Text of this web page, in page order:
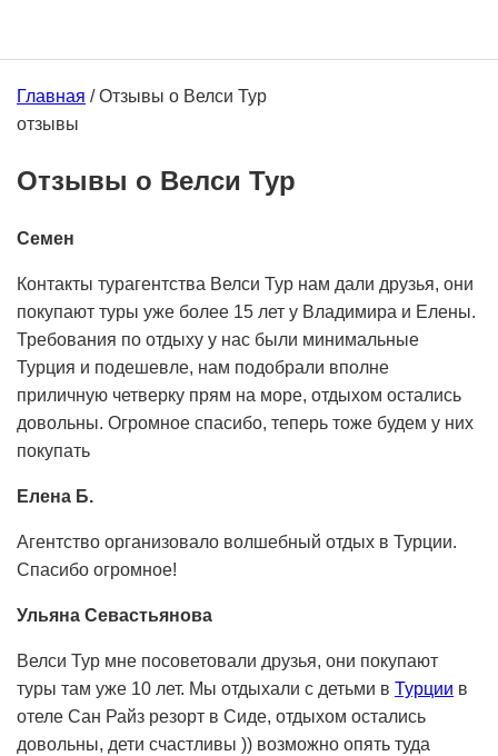
Главная / Отзывы о Велси Тур
отзывы
Отзывы о Велси Тур
Семен
Контакты турагентства Велси Тур нам дали друзья, они
покупают туры уже более 15 лет у Владимира и Елены.
Требования по отдыху у нас были минимальные
Турция и подешевле, нам подобрали вполне
приличную четверку прям на море, отдыхом остались
довольны. Огромное спасибо, теперь тоже будем у них
покупать
Елена Б.
Агентство организовало волшебный отдых в Турции.
Спасибо огромное!
Ульяна Севастьянова
Велси Тур мне посоветовали друзья, они покупают
туры там уже 10 лет. Мы отдыхали с детьми в Турции в
отеле Сан Райз резорт в Сиде, отдыхом остались
довольны, дети счастливы )) возможно опять туда